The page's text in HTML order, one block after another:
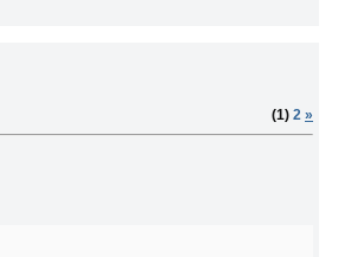
(1) 2 »